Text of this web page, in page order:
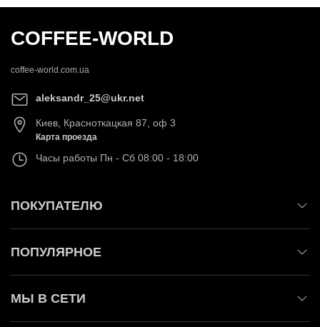
COFFEE-WORLD
coffee-world.com.ua
aleksandr_25@ukr.net
Киев Красноткацкая 87, оф 3
Карта проезда
Часы работы Пн - Сб 08:00 - 18:00
ПОКУПАТЕЛЮ
ПОПУЛЯРНОЕ
МЫ В СЕТИ